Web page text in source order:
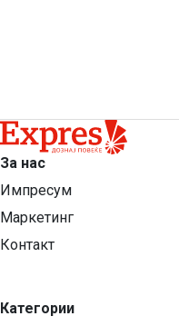
За нас
Импресум
Маркетинг
Контакт
Категории